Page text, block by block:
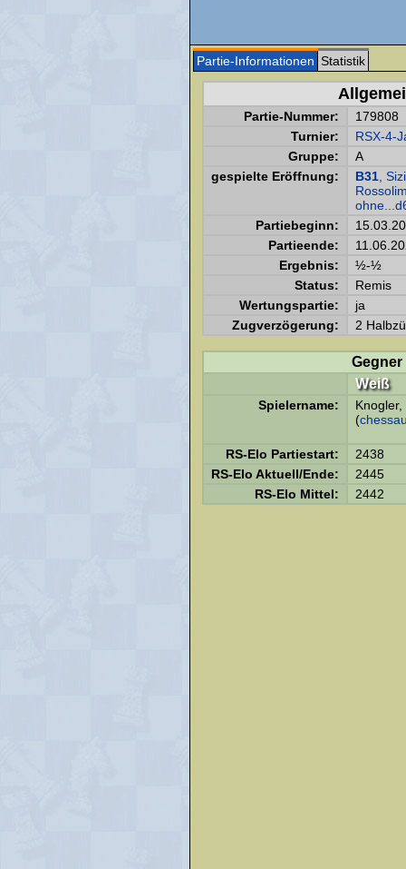
Partie-Informationen Statistik
Partie-Nummer:
179808
Turnier:
RSX-4-
Gruppe:
A
gespielte Eröffnung:
B31 ,
Partiebeginn:
Partieende:
Ergebnis:
½-½
Status:
Remis
Wertungspartie:
ja
Zugverzögerung:
2
Gegner
Weiß
Spielername:
(
RS-Elo Partiestart:
2438
RS-Elo Aktuell/Ende:
2445
RS-Elo Mittel:
2442